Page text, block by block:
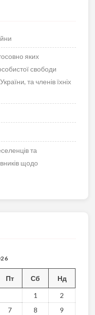
яких
свободи
та членів їхніх
та
щодо
Пт Сб Нд
1
2
7 8
9